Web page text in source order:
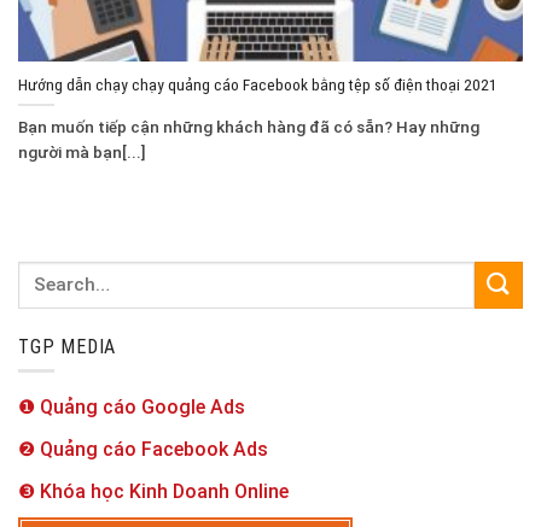
Hướng dẫn chạy chạy quảng cáo Facebook bằng tệp số điện thoại 2021
Bạn muốn tiếp cận những khách hàng đã có sẵn? Hay những
người mà bạn[...]
TGP MEDIA
❶ Quảng cáo Google Ads
❷ Quảng cáo Facebook Ads
❸ Khóa học Kinh Doanh Online